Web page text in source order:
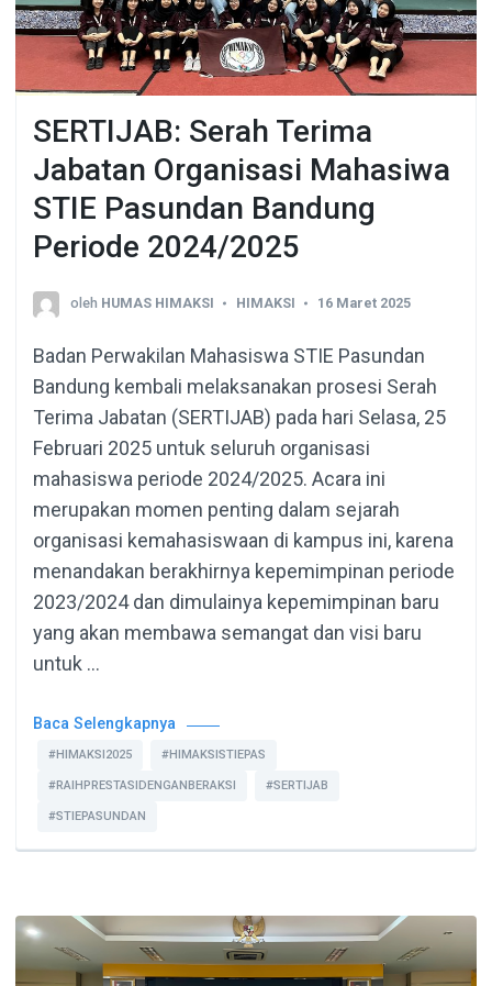
SERTIJAB: Serah Terima
Jabatan Organisasi Mahasiwa
STIE Pasundan Bandung
Periode 2024/2025
oleh HUMAS HIMAKSI HIMAKSI 16 Maret 2025
Badan Perwakilan Mahasiswa STIE Pasundan
Bandung kembali melaksanakan prosesi Serah
Terima Jabatan (SERTIJAB) pada hari Selasa, 25
Februari 2025 untuk seluruh organisasi
mahasiswa periode 2024/2025. Acara ini
merupakan momen penting dalam sejarah
organisasi kemahasiswaan di kampus ini, karena
menandakan berakhirnya kepemimpinan periode
2023/2024 dan dimulainya kepemimpinan baru
yang akan membawa semangat dan visi baru
untuk …
Baca Selengkapnya
#HIMAKSI2025 #HIMAKSISTIEPAS
#RAIHPRESTASIDENGANBERAKSI #SERTIJAB
#STIEPASUNDAN